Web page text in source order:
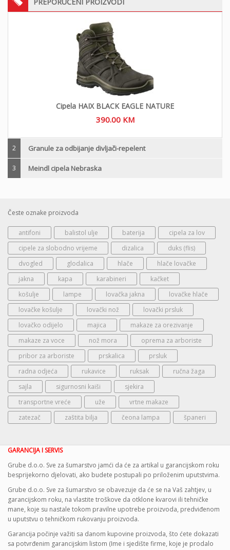
Cipela HAIX BLACK EAGLE NATURE
390.00 KM
2 Granule za odbijanje divljači-repelent
3 Meindl cipela Nebraska
Česte oznake proizvoda
antifoni balistol ulje baterija
cipela za lov
cipele za slobodno vrijeme
dizalica
duks (flis)
dvogled
glodalica hlače
hlače lovačke
jakna
kapa karabineri
kačket
košulje
lampe lovačka jakna
lovačke hlače
lovačke košulje
lovački nož
lovački prsluk
lovačko odijelo
majica
makaze za orezivanje
makaze za voce
nož mora
oprema za arboriste
pribor za arboriste
prskalica
prsluk
radna odjeća
rukavice ruksak
ručna žaga
sajla
sigurnosni kaiši
sjekira
transportne vreće
uže
vrtne makaze
zatezač
zaštita bilja čeona lampa španeri
GARANCIJA I SERVIS
Grube d.o.o. Sve za šumarstvo jamći da će za artikal u garancijskom roku
besprijekorno djelovati, ako budete postupali po priloženim uputstvima.
Grube d.o.o. Sve za šumarstvo se obavezuje da će se na Vaš zahtjev, u
garancijskom roku, na vlastite troškove da otklone kvarovi ili tehničke
mane, koje su nastale tokom pravilne upotrebe proizvoda, predviđenom
u uputstvu o tehničkom rukovanju proizvoda.
Garancija počinje važiti sa danom kupovine proizvoda, što ćete dokazati
sa potvrđenim garancijskim listom (Ime i sjedište firme, koje je prodalo